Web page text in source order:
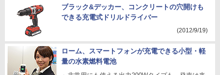
ブラック&デッカー、コンクリートの穴開けも
できる充電式ドリルドライバー
(2012/9/19)
ローム、スマートフォンが充電できる小型・軽
量の水素燃料電池